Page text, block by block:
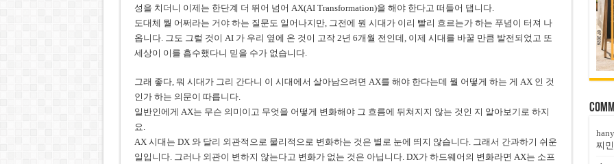
성을 치더니 이제는 한단계 더 뛰어 넘어 AX(AI Transformation)을 해야 한다고 떠들어 댑니다.
도대체 뭘 어쩌라는 거야 하는 질문도 일어나지만, 그전에 뭔 시대가 이리 빨리 흐르는가 하는 푸념이 터져 나
옵니다. 그도 그럴 것이 AI 가 우리 옆에 온 것이 고작 2년 6개월 전인데, 이제 시대를 바꿀 만큼 발전되었고 또
세상이 이를 흡수했다니 믿을 수가 없습니다.
그래 좋다, 뭐 시대가 그리 간다니 이 시대에서 살아남으려면 AX를 해야 한다는데 뭘 어떻게 하는 게 AX 인 것
인가 하는 의문이 따릅니다.
일반인에게 AX는 무슨 의미이고 무엇을 어떻게 변화해야 그 흐름에 뒤쳐지지 않는 것인 지 알아보기로 하지
요.
AX 시대는 DX 와 달리 외관적으로 물리적으로 변화하는 것은 별로 눈에 띄지 않습니다. 그래서 간과하기 쉬운
일입니다. 그러나 외관이 변하지 않는다고 변화가 없는 것은 아닙니다. DX가 하드웨어의 변화라면 AX는 소프
찌